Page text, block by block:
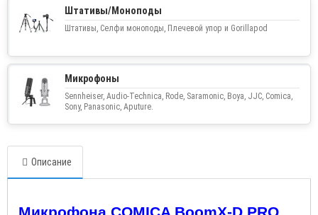
Штативы/Моноподы
Штативы, Селфи моноподы, Плечевой упор и Gorillapod
Микрофоны
Sennheiser, Audio-Technica, Rode, Saramonic, Boya, JJC, Comica,
Sony, Panasonic, Aputure.
Описание
Микрофона COMICA BoomX-D PRO